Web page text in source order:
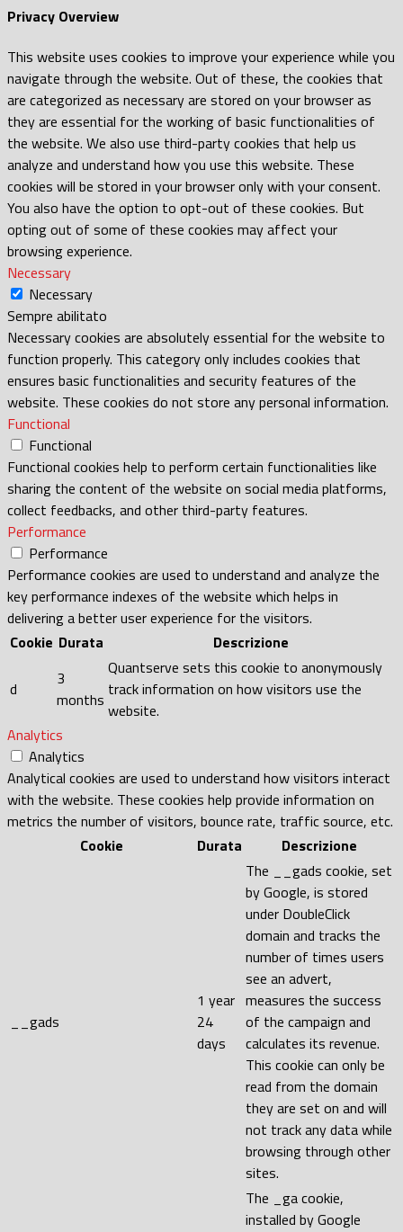
Privacy Overview
This website uses cookies to improve your experience while you
navigate through the website. Out of these, the cookies that
are categorized as necessary are stored on your browser as
they are essential for the working of basic functionalities of
the website. We also use third-party cookies that help us
analyze and understand how you use this website. These
cookies will be stored in your browser only with your consent.
You also have the option to opt-out of these cookies. But
opting out of some of these cookies may affect your
browsing experience.
Necessary
Necessary
Sempre abilitato
Necessary cookies are absolutely essential for the website to
function properly. This category only includes cookies that
ensures basic functionalities and security features of the
website. These cookies do not store any personal information.
Functional
Functional
Functional cookies help to perform certain functionalities like
sharing the content of the website on social media platforms,
collect feedbacks, and other third-party features.
Performance
Performance
Performance cookies are used to understand and analyze the
key performance indexes of the website which helps in
delivering a better user experience for the visitors.
Cookie Durata Descrizione
d
3
months
Quantserve sets this cookie to anonymously
track information on how visitors use the
website.
Analytics
Analytics
Analytical cookies are used to understand how visitors interact
with the website. These cookies help provide information on
metrics the number of visitors, bounce rate, traffic source, etc.
Cookie
Durata Descrizione
__gads
1 year
24
days
The __gads cookie, set
by Google, is stored
under DoubleClick
domain and tracks the
number of times users
see an advert,
measures the success
of the campaign and
calculates its revenue.
This cookie can only be
read from the domain
they are set on and will
not track any data while
browsing through other
sites.
The _ga cookie,
installed by Google